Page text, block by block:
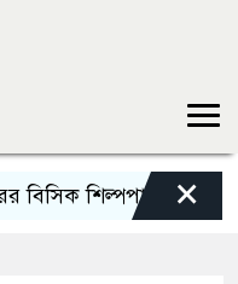
বাণিজ্যমন্ত্রী
×